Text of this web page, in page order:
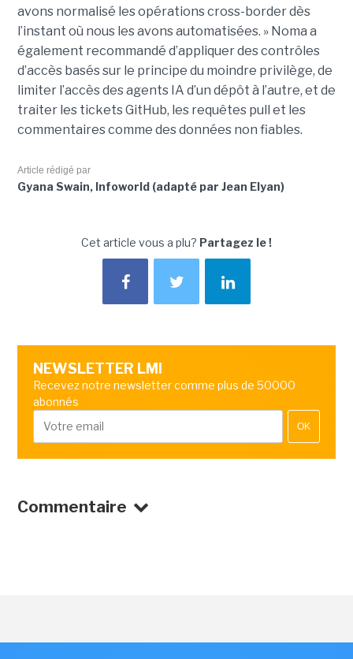
avons normalisé les opérations cross-border dès
l’instant où nous les avons automatisées. » Noma a
également recommandé d’appliquer des contrôles
d’accès basés sur le principe du moindre privilège, de
limiter l’accès des agents IA d’un dépôt à l’autre, et de
traiter les tickets GitHub, les requêtes pull et les
commentaires comme des données non fiables.
Article rédigé par
Gyana Swain, Infoworld (adapté par Jean Elyan)
Cet article vous a plu? Partagez le !
NEWSLETTER LMI
Recevez notre newsletter comme plus de 50000
abonnés
OK
Commentaire